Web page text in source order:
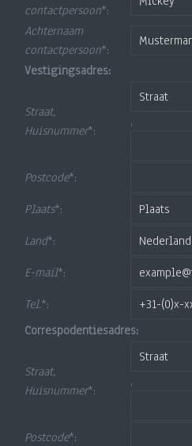
contactpersoon*:
Achternaam
contactpersoon*:
Vestigingsadres:
Straat,
Huisnummer*:
,
Postcode*:
Plaats*:
Land*:
E-mail*:
Tel.*:
Correspodentiesadres:
Straat,
Huisnummer*:
,
Postcode*: